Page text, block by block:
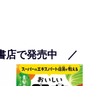
店で発売中 ／